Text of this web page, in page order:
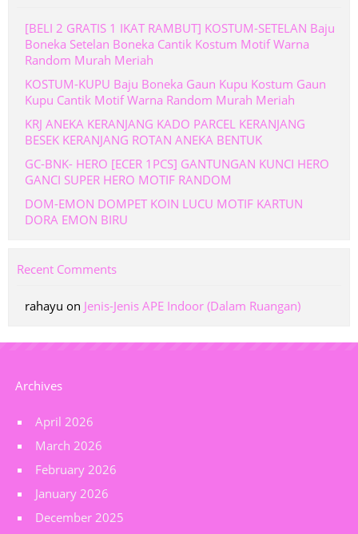
[BELI 2 GRATIS 1 IKAT RAMBUT] KOSTUM-SETELAN Baju
Boneka Setelan Boneka Cantik Kostum Motif Warna
Random Murah Meriah
KOSTUM-KUPU Baju Boneka Gaun Kupu Kostum Gaun
Kupu Cantik Motif Warna Random Murah Meriah
KRJ ANEKA KERANJANG KADO PARCEL KERANJANG
BESEK KERANJANG ROTAN ANEKA BENTUK
GC-BNK- HERO [ECER 1PCS] GANTUNGAN KUNCI HERO
GANCI SUPER HERO MOTIF RANDOM
DOM-EMON DOMPET KOIN LUCU MOTIF KARTUN
DORA EMON BIRU
Recent Comments
rahayu on Jenis-Jenis APE Indoor (Dalam Ruangan)
Archives
April 2026
March 2026
February 2026
January 2026
December 2025